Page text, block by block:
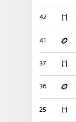
42
41
37
36
25